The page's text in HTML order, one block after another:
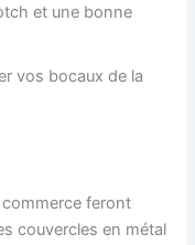
et une bonne
vos bocaux de la
feront
couvercles en métal